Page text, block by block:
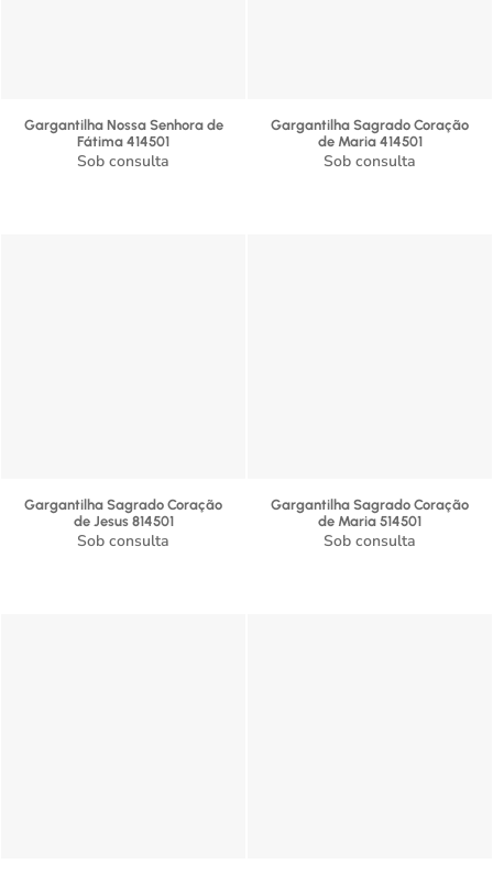
Gargantilha Nossa Senhora de
Fátima 414501
Sob consulta
Gargantilha Sagrado Coração
de Maria 414501
Sob consulta
Gargantilha Sagrado Coração
de Jesus 814501
Sob consulta
Gargantilha Sagrado Coração
de Maria 514501
Sob consulta